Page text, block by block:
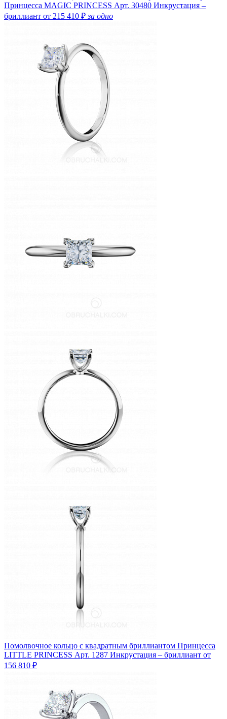
Принцесса MAGIC PRINCESS Арт. 30480 Инкрустация –
бриллиант от 215 410 ₽за одно
Помолвочное кольцо с квадратным бриллиантом Принцесса
LITTLE PRINCESS Арт. 1287 Инкрустация – бриллиант от
156 810 ₽